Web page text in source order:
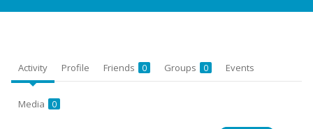
Activity Profile Friends 0 Groups 0 Events
Media 0